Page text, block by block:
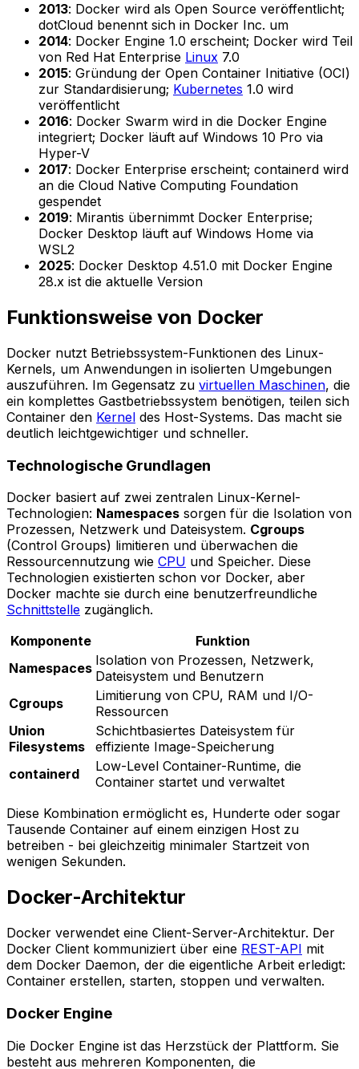
2013: Docker wird als Open Source veröffentlicht;
dotCloud benennt sich in Docker Inc. um
2014: Docker Engine 1.0 erscheint; Docker wird Teil
von Red Hat Enterprise Linux 7.0
2015: Gründung der Open Container Initiative (OCI)
zur Standardisierung; Kubernetes 1.0 wird
veröffentlicht
2016: Docker Swarm wird in die Docker Engine
integriert; Docker läuft auf Windows 10 Pro via
Hyper-V
2017: Docker Enterprise erscheint; containerd wird
an die Cloud Native Computing Foundation
gespendet
2019: Mirantis übernimmt Docker Enterprise;
Docker Desktop läuft auf Windows Home via
WSL2
2025: Docker Desktop 4.51.0 mit Docker Engine
28.x ist die aktuelle Version
Funktionsweise von Docker
Docker nutzt Betriebssystem-Funktionen des Linux-
Kernels, um Anwendungen in isolierten Umgebungen
auszuführen. Im Gegensatz zu virtuellen Maschinen, die
ein komplettes Gastbetriebssystem benötigen, teilen sich
Container den Kernel des Host-Systems. Das macht sie
deutlich leichtgewichtiger und schneller.
Technologische Grundlagen
Docker basiert auf zwei zentralen Linux-Kernel-
Technologien: Namespaces sorgen für die Isolation von
Prozessen, Netzwerk und Dateisystem. Cgroups
(Control Groups) limitieren und überwachen die
Ressourcennutzung wie CPU und Speicher. Diese
Technologien existierten schon vor Docker, aber
Docker machte sie durch eine benutzerfreundliche
Schnittstelle zugänglich.
Komponente
Funktion
Namespaces Isolation von Prozessen, Netzwerk,
Dateisystem und Benutzern
Cgroups
Limitierung von CPU, RAM und I/O-
Ressourcen
Union
Filesystems
Schichtbasiertes Dateisystem für
effiziente Image-Speicherung
containerd
Low-Level Container-Runtime, die
Container startet und verwaltet
Diese Kombination ermöglicht es, Hunderte oder sogar
Tausende Container auf einem einzigen Host zu
betreiben - bei gleichzeitig minimaler Startzeit von
wenigen Sekunden.
Docker-Architektur
Docker verwendet eine Client-Server-Architektur. Der
Docker Client kommuniziert über eine REST-API mit
dem Docker Daemon, der die eigentliche Arbeit erledigt:
Container erstellen, starten, stoppen und verwalten.
Docker Engine
Die Docker Engine ist das Herzstück der Plattform. Sie
besteht aus mehreren Komponenten, die